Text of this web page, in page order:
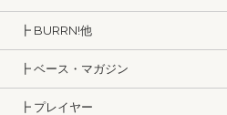
┣ BURRN!他
┣ ベース・マガジン
┣ プレイヤー